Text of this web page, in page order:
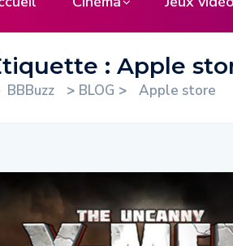
: Apple
BBBuzz > BLOG > Apple store